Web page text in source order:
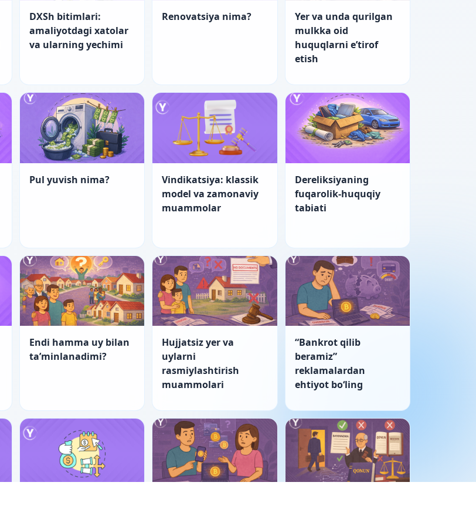
DXSh bitimlari:
amaliyotdagi xatolar
va ularning yechimi
Renovatsiya nima?
Yer va unda qurilgan
mulkka oid
huquqlarni e’tirof
etish
Pul yuvish nima?
Vindikatsiya: klassik
model va zamonaviy
muammolar
Dereliksiyaning
fuqarolik-huquqiy
tabiati
Endi hamma uy bilan
ta’minlanadimi?
Hujjatsiz yer va
uylarni
rasmiylashtirish
muammolari
“Bankrot qilib
beramiz”
reklamalardan
ehtiyot boʻling